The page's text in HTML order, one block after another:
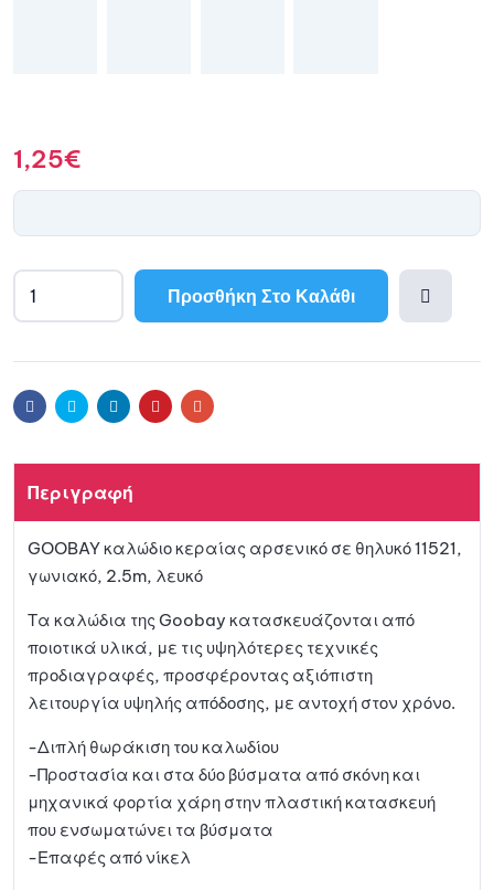
1,25€
Προσθήκη Στο Καλάθι
αγαπη
μένων
l
r
FacebookTwitter LinkedinPinterestEmail
Περιγραφή
GOOBAY καλώδιο κεραίας αρσενικό σε θηλυκό 11521,
γωνιακό, 2.5m, λευκό
Τα καλώδια της Goobay κατασκευάζονται από
ποιοτικά υλικά, με τις υψηλότερες τεχνικές
προδιαγραφές, προσφέροντας αξιόπιστη
λειτουργία υψηλής απόδοσης, με αντοχή στον χρόνο.
-Διπλή θωράκιση του καλωδίου
-Προστασία και στα δύο βύσματα από σκόνη και
μηχανικά φορτία χάρη στην πλαστική κατασκευή
που ενσωματώνει τα βύσματα
-Επαφές από νίκελ